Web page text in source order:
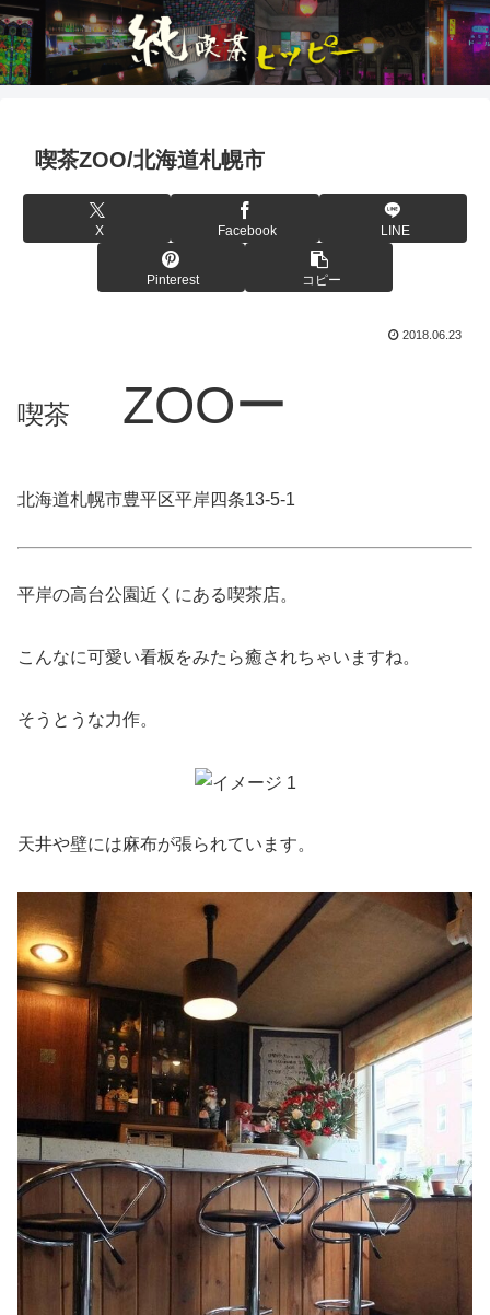
喫茶ZOO/北海道札幌市
X Facebook LINE
Pinterest コピー
2018.06.23
喫茶 ZOOー
北海道札幌市豊平区平岸四条13-5-1
平岸の高台公園近くにある喫茶店。
こんなに可愛い看板をみたら癒されちゃいますね。
そうとうな力作。
天井や壁には麻布が張られています。